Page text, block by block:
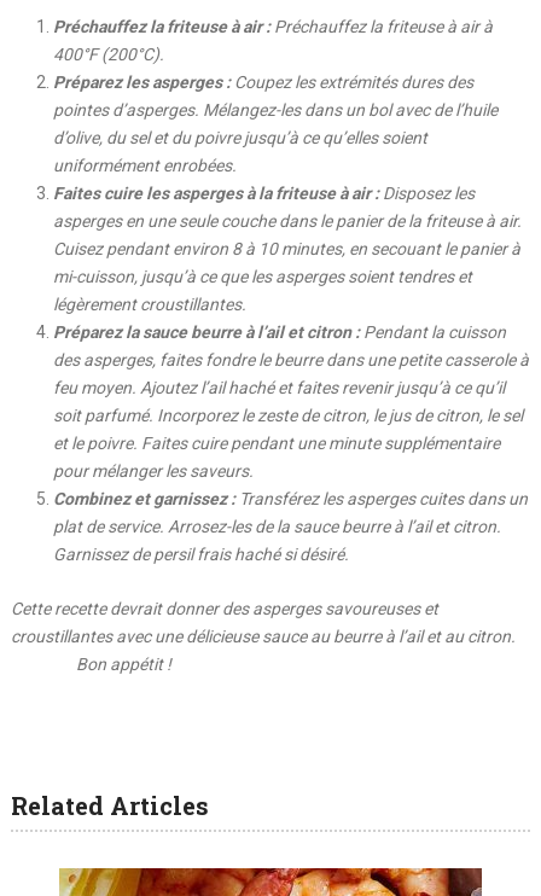
Préchauffez la friteuse à air :Préchauffez la friteuse à air à
400°F (200°C).
Préparez les asperges :Coupez les extrémités dures des
pointes d’asperges. Mélangez-les dans un bol avec de l’huile
d’olive, du sel et du poivre jusqu’à ce qu’elles soient
uniformément enrobées.
Faites cuire les asperges à la friteuse à air :Disposez les
asperges en une seule couche dans le panier de la friteuse à air.
Cuisez pendant environ 8 à 10 minutes, en secouant le panier à
mi-cuisson, jusqu’à ce que les asperges soient tendres et
légèrement croustillantes.
Préparez la sauce beurre à l’ail et citron :Pendant la cuisson
des asperges, faites fondre le beurre dans une petite casserole à
feu moyen. Ajoutez l’ail haché et faites revenir jusqu’à ce qu’il
soit parfumé. Incorporez le zeste de citron, le jus de citron, le sel
et le poivre. Faites cuire pendant une minute supplémentaire
pour mélanger les saveurs.
Combinez et garnissez :Transférez les asperges cuites dans un
plat de service. Arrosez-les de la sauce beurre à l’ail et citron.
Garnissez de persil frais haché si désiré.
Cette recette devrait donner des asperges savoureuses et
croustillantes avec une délicieuse sauce au beurre à l’ail et au citron.
Bon appétit !
Related Articles